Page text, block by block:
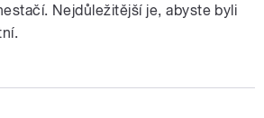
Nejdůležitější je, abyste byli